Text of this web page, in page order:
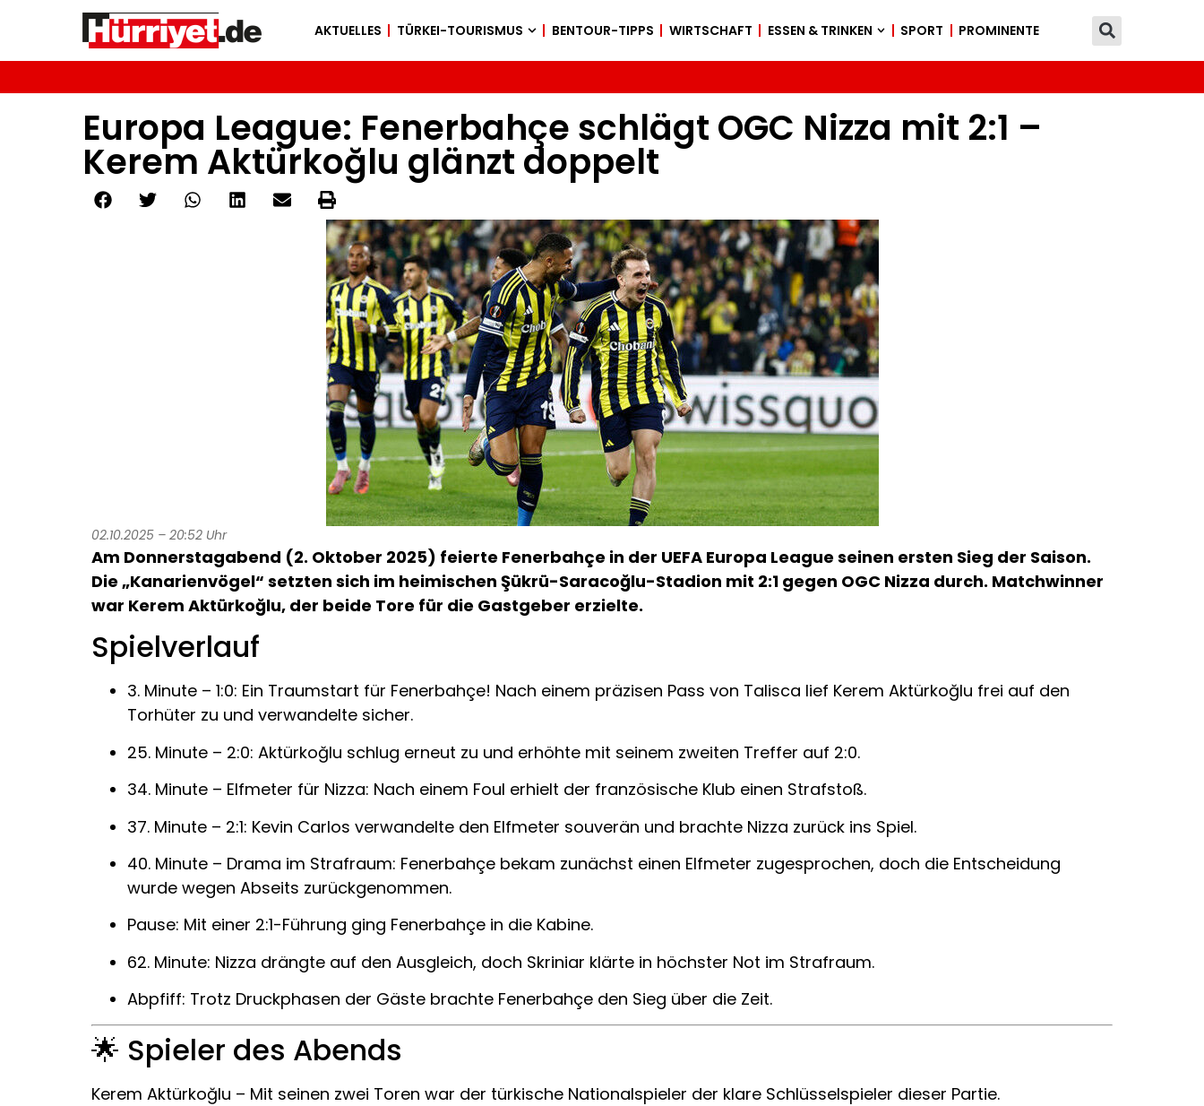
AKTUELLES TÜRKEI-TOURISMUS BENTOUR-TIPPS WIRTSCHAFT ESSEN & TRINKEN SPORT PROMINENTE
Europa League: Fenerbahçe schlägt OGC Nizza mit 2:1 –
Kerem Aktürkoğlu glänzt doppelt
02.10.2025 – 20:52 Uhr
Am Donnerstagabend (2. Oktober 2025) feierte Fenerbahçe in der UEFA Europa League seinen ersten Sieg der Saison.
Die „Kanarienvögel“ setzten sich im heimischen Şükrü-Saracoğlu-Stadion mit 2:1 gegen OGC Nizza durch. Matchwinner
war Kerem Aktürkoğlu, der beide Tore für die Gastgeber erzielte.
Spielverlauf
3. Minute – 1:0: Ein Traumstart für Fenerbahçe! Nach einem präzisen Pass von Talisca lief Kerem Aktürkoğlu frei auf den
Torhüter zu und verwandelte sicher.
25. Minute – 2:0: Aktürkoğlu schlug erneut zu und erhöhte mit seinem zweiten Treffer auf 2:0.
34. Minute – Elfmeter für Nizza: Nach einem Foul erhielt der französische Klub einen Strafstoß.
37. Minute – 2:1: Kevin Carlos verwandelte den Elfmeter souverän und brachte Nizza zurück ins Spiel.
40. Minute – Drama im Strafraum: Fenerbahçe bekam zunächst einen Elfmeter zugesprochen, doch die Entscheidung
wurde wegen Abseits zurückgenommen.
Pause: Mit einer 2:1-Führung ging Fenerbahçe in die Kabine.
62. Minute: Nizza drängte auf den Ausgleich, doch Skriniar klärte in höchster Not im Strafraum.
Abpfiff: Trotz Druckphasen der Gäste brachte Fenerbahçe den Sieg über die Zeit.
🌟 Spieler des Abends
Kerem Aktürkoğlu – Mit seinen zwei Toren war der türkische Nationalspieler der klare Schlüsselspieler dieser Partie.